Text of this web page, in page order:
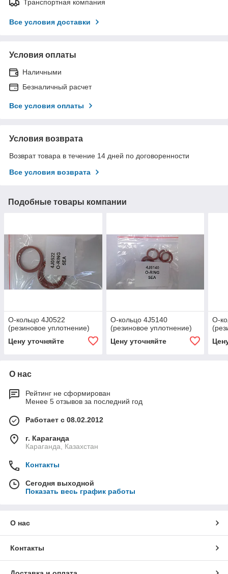
Транспортная компания
Все условия доставки
Условия оплаты
Наличными
Безналичный расчет
Все условия оплаты
Условия возврата
Возврат товара в течение 14 дней по договоренности
Все условия возврата
Подобные товары компании
О-кольцо 4J0522
(резиновое уплотнение)
Цену уточняйте
О-кольцо 4J5140
(резиновое уплотнение)
Цену уточняйте
О-
О нас
Рейтинг не сформирован
Менее 5 отзывов за последний год
Работает с 08.02.2012
г. Караганда
Караганда, Казахстан
Контакты
Сегодня выходной
Показать весь график работы
О нас
Контакты